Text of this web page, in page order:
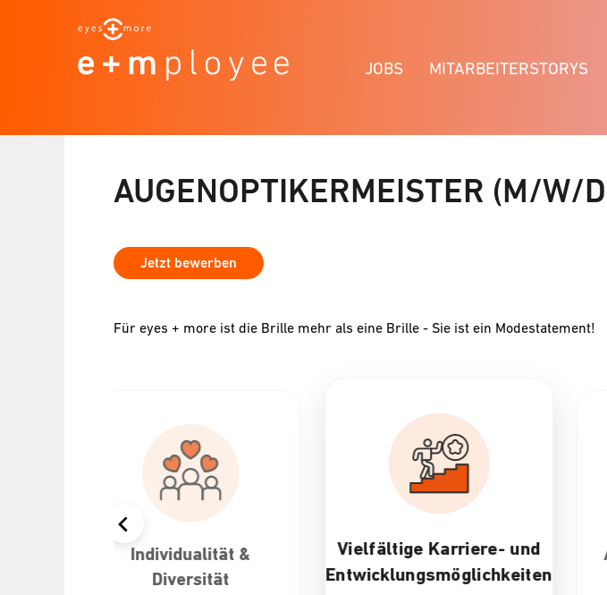
JOBS MITARBEITERSTORYS
AUGENOPTIKERMEISTER (M/W/
Jetzt bewerben
Für eyes + more ist die Brille mehr als eine Brille - Sie ist ein Modestatement!
Vielfältige Karriere- und
Entwicklungsmöglichkeiten
Attraktive Vergütung
+ Bonus